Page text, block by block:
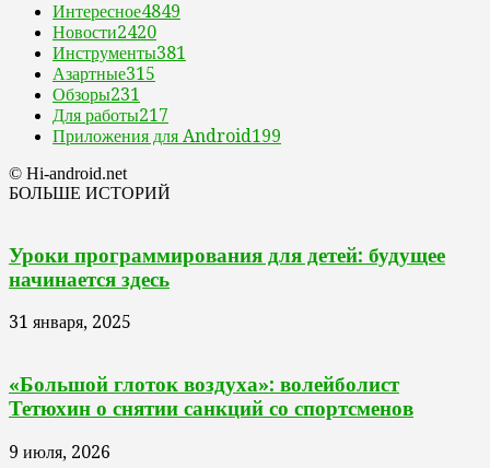
Интересное4849
Новости2420
Инструменты381
Азартные315
Обзоры231
Для работы217
Приложения для Android199
© Hi-android.net
БОЛЬШЕ ИСТОРИЙ
Уроки программирования для детей: будущее
начинается здесь
31 января, 2025
«Большой глоток воздуха»: волейболист
Тетюхин о снятии санкций со спортсменов
9 июля, 2026